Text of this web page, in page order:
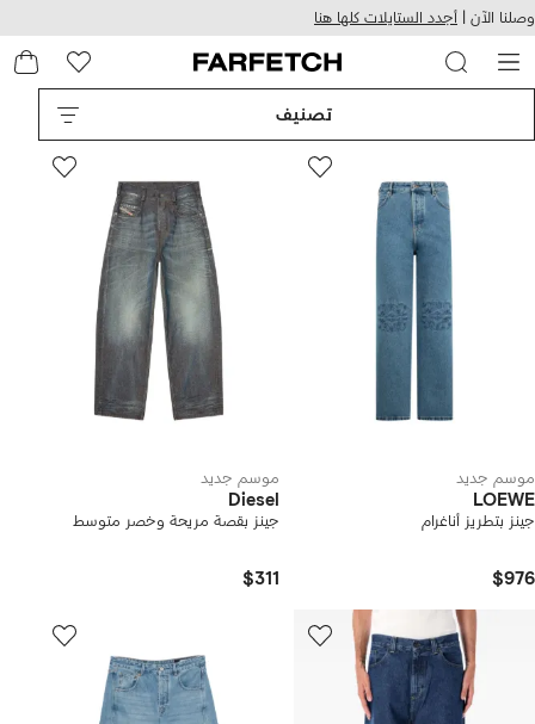
التخطي
للمحتوى
الرئيسي
وصلنا الآن | أجدد الستايلات كلها هنا
تصنيف
موسم جديد
LOEWE
جينز بتطريز أناغرام
$976
موسم جديد
Diesel
جينز بقصة مريحة وخصر متوسط
$311